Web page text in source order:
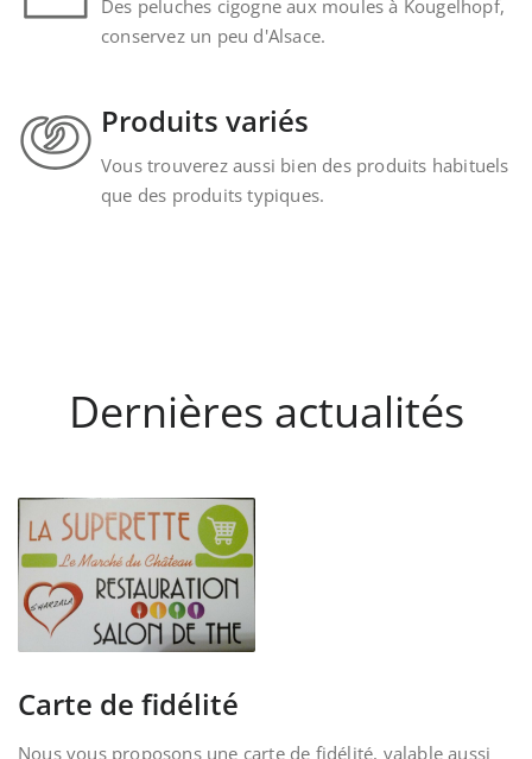
Des peluches cigogne aux moules à Kougelhopf,
conservez un peu d'Alsace.
Produits variés
Vous trouverez aussi bien des produits habituels
que des produits typiques.
Dernières actualités
Carte de fidélité
Nous vous proposons une carte de fidélité, valable aussi